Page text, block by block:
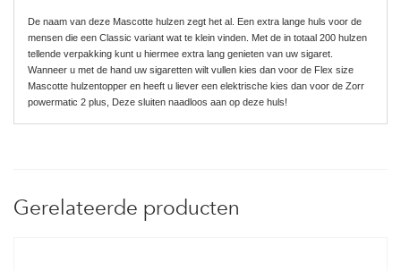
De naam van deze Mascotte hulzen zegt het al. Een extra lange huls voor de
mensen die een Classic variant wat te klein vinden. Met de in totaal 200 hulzen
tellende verpakking kunt u hiermee extra lang genieten van uw sigaret.
Wanneer u met de hand uw sigaretten wilt vullen kies dan voor de Flex size
Mascotte hulzentopper en heeft u liever een elektrische kies dan voor de Zorr
powermatic 2 plus, Deze sluiten naadloos aan op deze huls!
Gerelateerde producten